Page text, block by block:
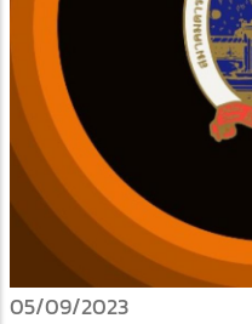
05/09/2023